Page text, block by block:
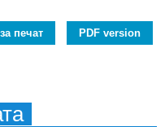
печат PDF version